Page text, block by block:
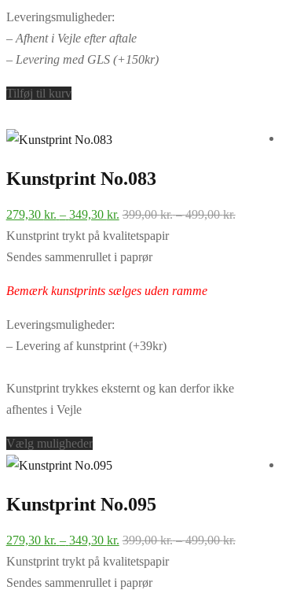
Leveringsmuligheder:
– Afhent i Vejle efter aftale
– Levering med GLS (+150kr)
Tilføj til kurv
Kunstprint No.083
279,30 kr. – 349,30 kr. Prisinterval:
279,30 kr.
til
399,00kr. – 499,00kr.Prisinterval:
Kunstprint trykt på kvalitetspapir
Sendes sammenrullet i paprør
Bemærk kunstprints sælges uden ramme
Leveringsmuligheder:
– Levering af kunstprint (+39kr)
Kunstprint trykkes eksternt og kan derfor ikke
afhentes i Vejle
Vælg mulighederDette
vare
flere
Mulighederne
kan
Kunstprint No.095
279,30 kr. – 349,30 kr.Prisinterval:
279,30 kr.
til
399,00kr. – 499,00kr.Prisinterval:
Kunstprint trykt på kvalitetspapir
Sendes sammenrullet i paprør